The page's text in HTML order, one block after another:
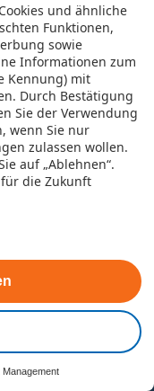
und ähnliche
Funktionen,
sowie
Informationen zum
Kennung) mit
Durch Bestätigung
Sie der Verwendung
wenn Sie nur
zulassen wollen.
auf „Ablehnen“.
die Zukunft
–
Credit
Sie etwas